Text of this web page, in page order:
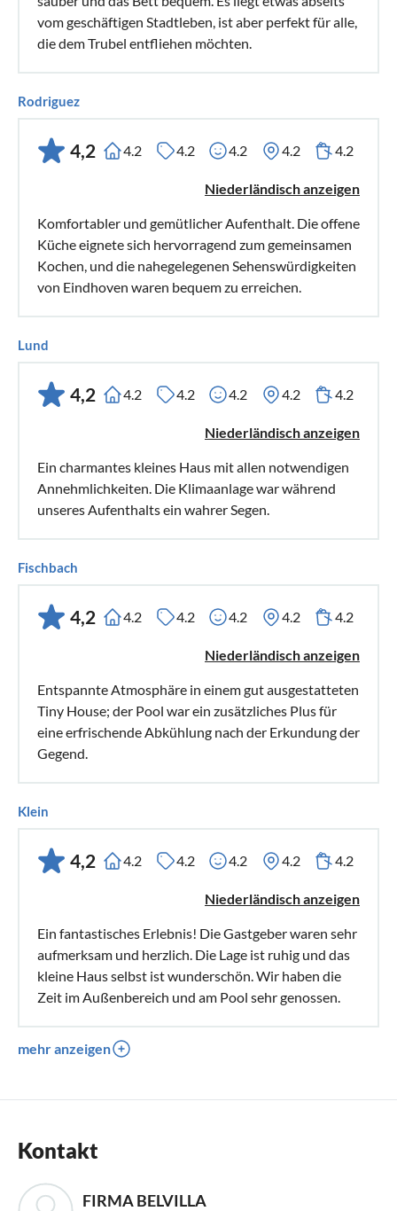
vom geschäftigen Stadtleben, ist aber perfekt für alle,
die dem Trubel entfliehen möchten.
Rodriguez
4,2 4.2 4.2 4.2 4.2 4.2
Niederländisch anzeigen
Komfortabler und gemütlicher Aufenthalt. Die offene
Küche eignete sich hervorragend zum gemeinsamen
Kochen, und die nahegelegenen Sehenswürdigkeiten
von Eindhoven waren bequem zu erreichen.
Lund
4,2 4.2 4.2 4.2 4.2 4.2
Niederländisch anzeigen
Ein charmantes kleines Haus mit allen notwendigen
Annehmlichkeiten. Die Klimaanlage war während
unseres Aufenthalts ein wahrer Segen.
Fischbach
4,2 4.2 4.2 4.2 4.2 4.2
Niederländisch anzeigen
Entspannte Atmosphäre in einem gut ausgestatteten
Tiny House; der Pool war ein zusätzliches Plus für
eine erfrischende Abkühlung nach der Erkundung der
Gegend.
Klein
4,2 4.2 4.2 4.2 4.2 4.2
Niederländisch anzeigen
Ein fantastisches Erlebnis! Die Gastgeber waren sehr
aufmerksam und herzlich. Die Lage ist ruhig und das
kleine Haus selbst ist wunderschön. Wir haben die
Zeit im Außenbereich und am Pool sehr genossen.
mehr anzeigen
Kontakt
FIRMA BELVILLA